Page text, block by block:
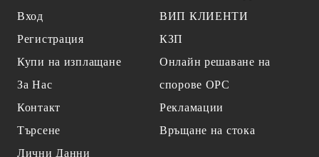
Вход
Регистрация
Купи на изплащане
За Нас
Контакт
Търсене
Лични Данни
ВИП КЛИЕНТИ
КЗП
Онлайн решаване на
спорове OPC
Рекламации
Връщане на стока